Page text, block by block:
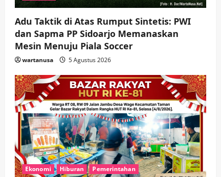
Adu Taktik di Atas Rumput Sintetis: PWI
dan Sapma PP Sidoarjo Memanaskan
Mesin Menuju Piala Soccer
wartanusa 5 Agustus 2026
Ekonomi Hiburan Pemerintahan